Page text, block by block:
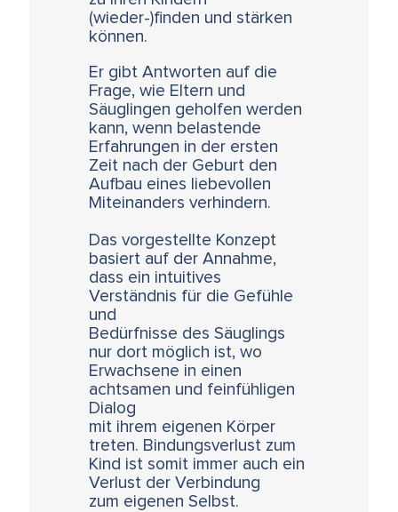
(wieder-)finden und stärken
können.
Er gibt Antworten auf die
Frage, wie Eltern und
Säuglingen geholfen werden
kann, wenn belastende
Erfahrungen in der ersten
Zeit nach der Geburt den
Aufbau eines liebevollen
Miteinanders verhindern.
Das vorgestellte Konzept
basiert auf der Annahme,
dass ein intuitives
Verständnis für die Gefühle
und
Bedürfnisse des Säuglings
nur dort möglich ist, wo
Erwachsene in einen
achtsamen und feinfühligen
Dialog
mit ihrem eigenen Körper
treten. Bindungsverlust zum
Kind ist somit immer auch ein
Verlust der Verbindung
zum eigenen Selbst.